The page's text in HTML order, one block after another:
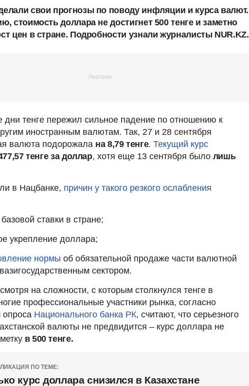
свои прогнозы по поводу инфляции и курса валют.
стоимость доллара не достигнет 500 тенге и заметно
цен в стране. Подробности узнали журналисты NUR.KZ.
дни тенге пережил сильное падение по отношению к
иностранным валютам. Так, 27 и 28 сентября
валюта подорожала на 8,79 тенге.Текущий курс
тенге за доллар, хотя еще 13 сентября было лишь
в Нацбанке, причин у такого резкого ослабления
ставки в стране;
укрепление доллара;
нормы об обязательной продаже части валютной
сектором.
на сложности, с которым столкнулся тенге в
профессиональные участники рынка, согласно
опроса Национального банка РК, считают, что серьезного
валюты не предвидится – курс доллара не
в 500 тенге.
ПО ТЕМЕ:
курс доллара снизился в Казахстане